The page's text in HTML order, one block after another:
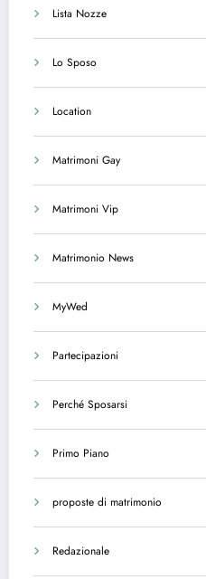
Lista Nozze
Lo Sposo
Location
Matrimoni Gay
Matrimoni Vip
Matrimonio News
MyWed
Partecipazioni
Perché Sposarsi
Primo Piano
proposte di matrimonio
Redazionale